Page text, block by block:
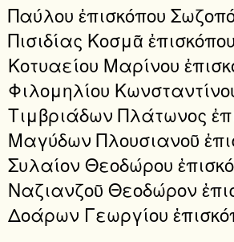
Παύλου ἐπισκόπου
Πισιδίας Κοσμᾶ
Κοτυαείου Μαρίνου
Φιλομηλίου
Τιμβριάδων Πλάτωνος
Μαγύδων Πλουσιανοῦ
Συλαίον Θεοδώρου
Ναζιανζοῦ Θεοδώρον
Δοάρων Γεωργίου